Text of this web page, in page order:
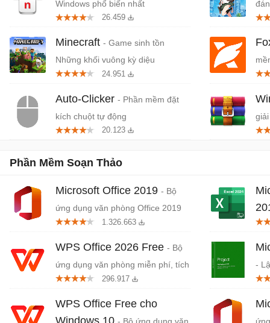
Windows phổ biến nhất
26.459
Minecraft - Game sinh tồn
Những khối vuông kỳ diệu
24.951
Auto-Clicker - Phần mềm đặt
kích chuột tự động
20.123
Phần Mềm Soạn Thảo
Microsoft Office 2019 - Bộ
ứng dụng văn phòng Office 2019
1.326.663
WPS Office 2026 Free - Bộ
ứng dụng văn phòng miễn phí, tích
hợp AI
296.917
WPS Office Free cho
Windows 10 - Bộ ứng dụng văn
và
-